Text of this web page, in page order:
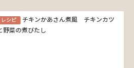
レシピ
チキンかあさん煮風 チキンカツ
野菜の煮びたし